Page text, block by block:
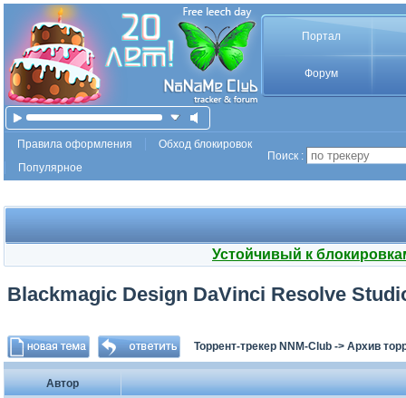
Портал
Форум
Правила оформления
Обход блокировок
Популярное
Поиск :
Устойчивый к
Blackmagic Design DaVinci Resolve
Торрент-трекер NNM-Club -> Архив
Автор